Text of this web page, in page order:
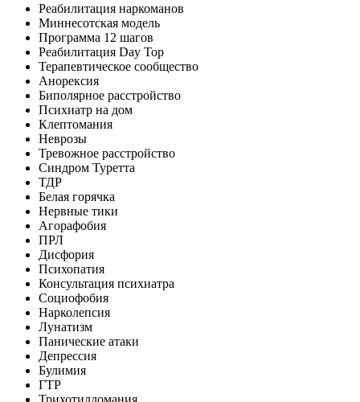
Реабилитация наркоманов
Миннесотская модель
Программа 12 шагов
Реабилитация Day Top
Терапевтическое сообщество
Анорексия
Биполярное расстройство
Психиатр на дом
Клептомания
Неврозы
Тревожное расстройство
Синдром Туретта
ТДР
Белая горячка
Нервные тики
Агорафобия
ПРЛ
Дисфория
Психопатия
Консультация психиатра
Социофобия
Нарколепсия
Лунатизм
Панические атаки
Депрессия
Булимия
ГТР
Трихотилломания